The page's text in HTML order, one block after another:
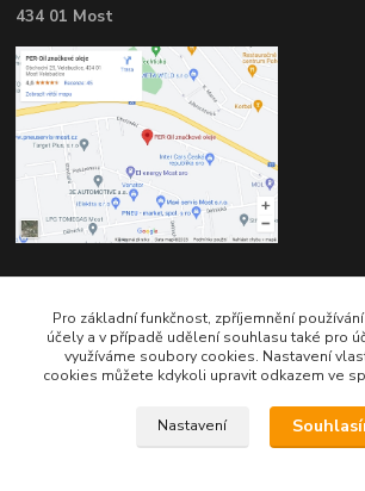
434 01 Most
Kontakty
Pro základní funkčnost, zpříjemnění
účely a v případě udělení souhlasu také pro
využíváme soubory cookies. Nastavení
cookies můžete kdykoli upravit odkazem ve
Nastavení